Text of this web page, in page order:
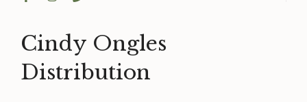
Cindy Ongles
Distribution